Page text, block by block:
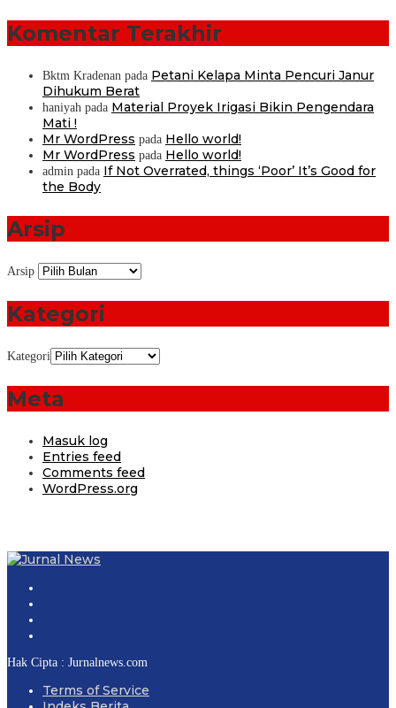
Komentar Terakhir
Bktm Kradenan pada Petani Kelapa Minta Pencuri Janur
Dihukum Berat
haniyah pada Material Proyek Irigasi Bikin Pengendara
Mati !
Mr WordPress pada Hello world!
Mr WordPress pada Hello world!
admin pada If Not Overrated, things ‘Poor’ It’s Good for
the Body
Arsip
Arsip
Kategori
Kategori
Meta
Masuk log
Entries feed
Comments feed
WordPress.org
Hak Cipta : Jurnalnews.com
Terms of Service